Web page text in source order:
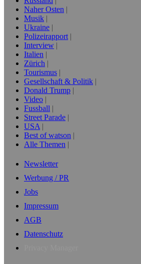
Naher Osten
Musik
Ukraine
Polizeirapport
Interview
Italien
Zürich
Tourismus
Gesellschaft & Politik
Donald Trump
Video
Fussball
Street Parade
USA
Best of watson
Alle Themen
Newsletter
Werbung / PR
Jobs
Impressum
AGB
Datenschutz